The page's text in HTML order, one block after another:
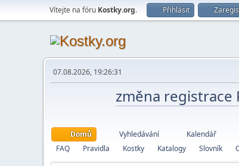
Vítejte na fóru Kostky.org. Přihlásit
07.08.2026, 19:26:31
změna registrace
Domů Vyhledávání
Kalendář
FAQ
Pravidla Kostky Katalogy Slovník